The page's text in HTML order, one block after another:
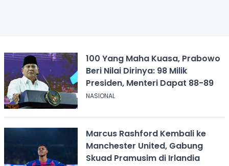
100 Yang Maha Kuasa, Prabowo
Beri Nilai Dirinya: 98 Milik
Presiden, Menteri Dapat 88-89
NASIONAL
Marcus Rashford Kembali ke
Manchester United, Gabung
Skuad Pramusim di Irlandia